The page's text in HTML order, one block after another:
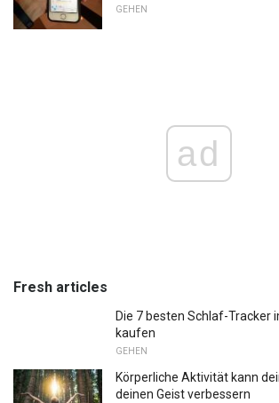
GEHEN
ad
Fresh articles
Die 7 besten Schlaf-Tracker
kaufen
GEHEN
Körperliche Aktivität kann
deinen Geist verbessern